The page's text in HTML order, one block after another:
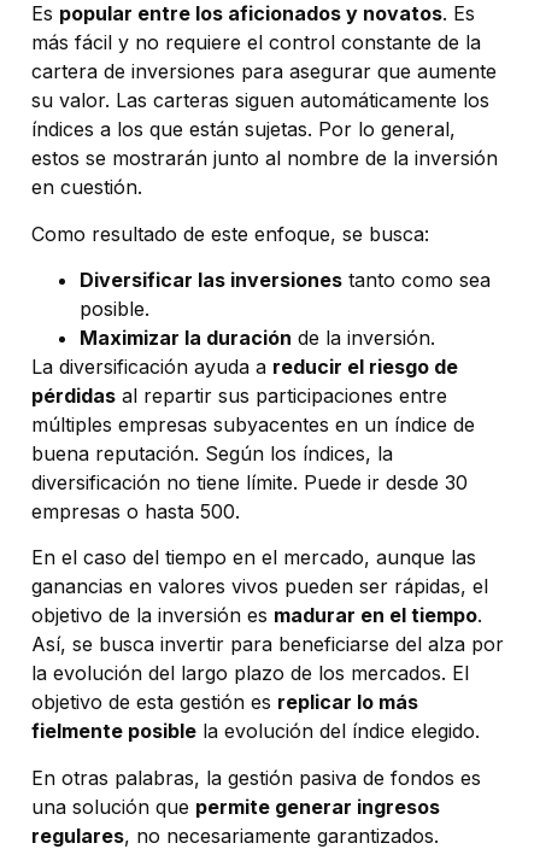
Es popular entre los aficionados y novatos. Es
más fácil y no requiere el control constante de la
cartera de inversiones para asegurar que aumente
su valor. Las carteras siguen automáticamente los
índices a los que están sujetas. Por lo general,
estos se mostrarán junto al nombre de la inversión
en cuestión.
Como resultado de este enfoque, se busca:
Diversificar las inversiones tanto como sea
posible.
Maximizar la duración de la inversión.
La diversificación ayuda a reducir el riesgo de
pérdidas al repartir sus participaciones entre
múltiples empresas subyacentes en un índice de
buena reputación. Según los índices, la
diversificación no tiene límite. Puede ir desde 30
empresas o hasta 500.
En el caso del tiempo en el mercado, aunque las
ganancias en valores vivos pueden ser rápidas, el
objetivo de la inversión es madurar en el tiempo.
Así, se busca invertir para beneficiarse del alza por
la evolución del largo plazo de los mercados. El
objetivo de esta gestión es replicar lo más
fielmente posible la evolución del índice elegido.
En otras palabras, la gestión pasiva de fondos es
una solución que permite generar ingresos
regulares, no necesariamente garantizados.